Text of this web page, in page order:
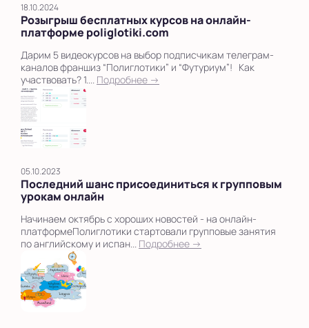
18.10.2024
Розыгрыш бесплатных курсов на онлайн-
платформе poliglotiki.com
Дарим 5 видеокурсов на выбор подписчикам телеграм-
каналов франшиз “Полиглотики” и “Футуриум”! Как
участвовать? 1.... Подробнее →
05.10.2023
Последний шанс присоединиться к групповым
урокам онлайн
Начинаем октябрь с хороших новостей - на онлайн-
платформеПолиглотики стартовали групповые занятия
по английскому и испан... Подробнее →